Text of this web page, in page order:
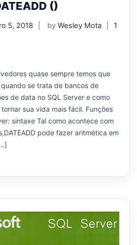
()
5, 2018 by Wesley Mota
1
quase sempre temos que
se trata de bancos de
de data no SQL Server e como
sua vida mais fácil. Funções
sintaxe Tal como acontece com
pode fazer aritmética em